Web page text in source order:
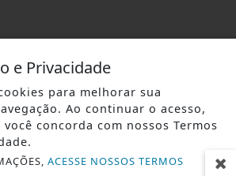
e Privacidade
para melhorar sua
Ao continuar o acesso,
concorda com nossos Termos
ACESSE NOSSOS TERMOS